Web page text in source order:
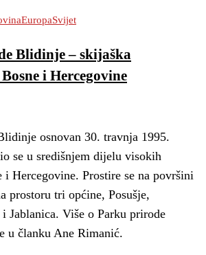
EuropaSvijet
Blidinje – skijaška
i Hercegovine
osnovan 30. travnja 1995.
se u središnjem dijelu visokih
i Hercegovine. Prostire se na površini
prostoru tri općine, Posušje,
Jablanica. Više o Parku prirode
u članku Ane Rimanić.